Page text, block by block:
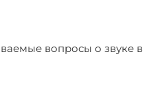
вопросы о звуке в